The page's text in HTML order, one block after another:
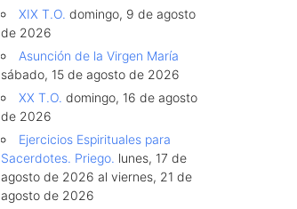
XIX T.O. domingo, 9 de agosto
de 2026
Asunción de la Virgen María
sábado, 15 de agosto de 2026
XX T.O. domingo, 16 de agosto
de 2026
Ejercicios Espirituales para
Sacerdotes. Priego. lunes, 17 de
agosto de 2026 al viernes, 21 de
agosto de 2026